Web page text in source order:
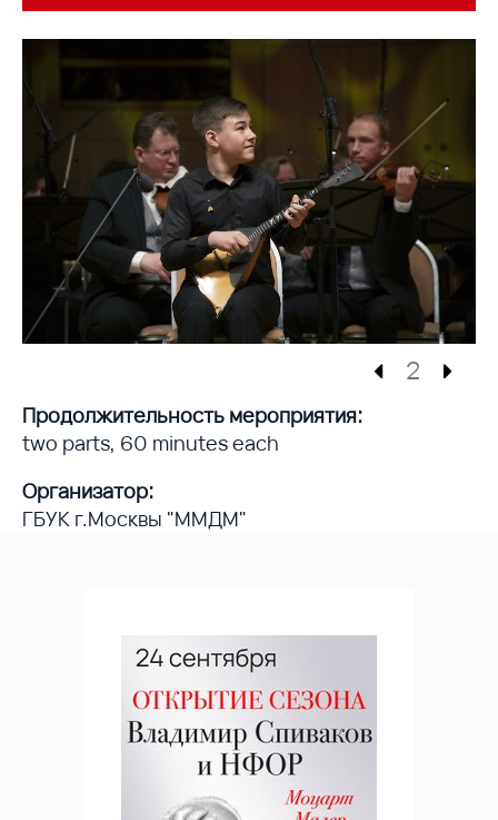
2
Продолжительность мероприятия:
two parts, 60 minutes each
Организатор:
ГБУК г.Москвы "ММДМ"